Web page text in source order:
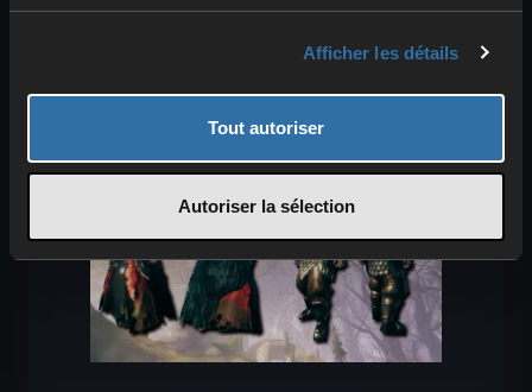
Afficher les détails
Tout autoriser
Autoriser la sélection
Armures des Terres
brumeuses de Valheim :
carapace